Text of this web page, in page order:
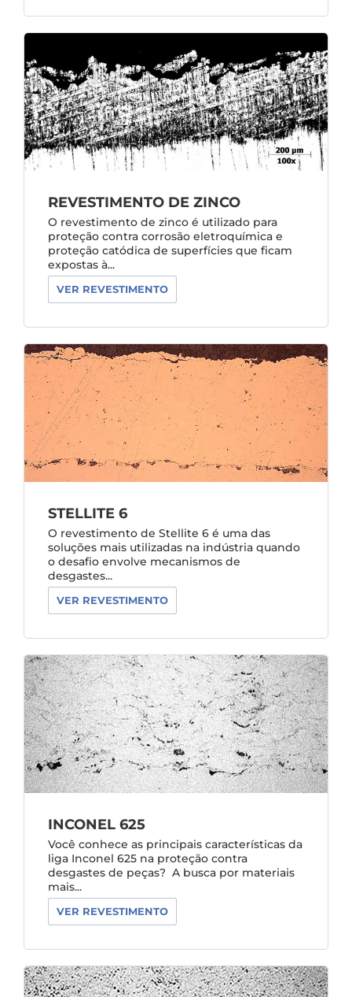
REVESTIMENTO DE ZINCO
O revestimento de zinco é utilizado para
proteção contra corrosão eletroquímica e
proteção catódica de superfícies que ficam
expostas à...
VER REVESTIMENTO
STELLITE 6
O revestimento de Stellite 6 é uma das
soluções mais utilizadas na indústria quando
o desafio envolve mecanismos de
desgastes...
VER REVESTIMENTO
INCONEL 625
Você conhece as principais características da
liga Inconel 625 na proteção contra
desgastes de peças? A busca por materiais
mais...
VER REVESTIMENTO